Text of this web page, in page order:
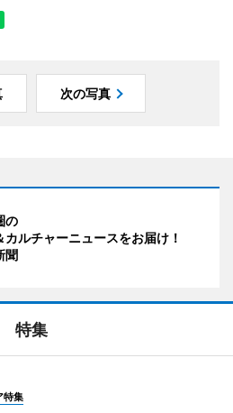
次の写真
の
カルチャーニュースをお届け！
聞
特集
特集